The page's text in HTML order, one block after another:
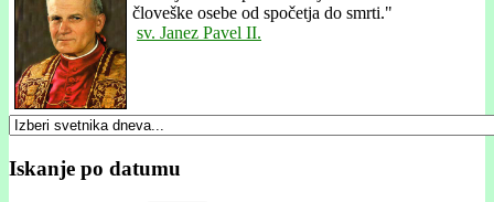
človeške osebe od spočetja do smrti."
sv. Janez Pavel II.
Iskanje po datumu